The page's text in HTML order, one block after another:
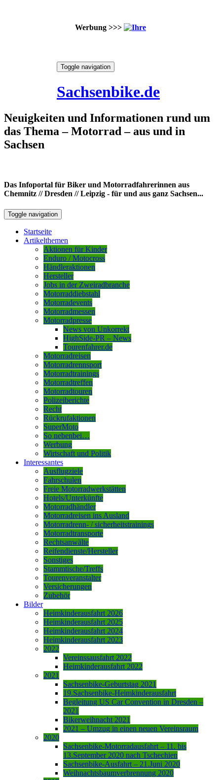
Werbung >>>
Toggle navigation
Sachsenbike.de
Neuigkeiten und Informationen rund um
das Thema – Motorrad – aus und in
Sachsen
Das Infoportal für Biker und Motorradfahrerinnen aus
Chemnitz // Dresden // Leipzig - für und aus ganz Sachsen...
Toggle navigation
Startseite
Artikelthemen
Aktionen für Kinder
Enduro / Motocross
Händleraktionen
Hersteller
Jobs in der Zweiradbranche
Motorraddiebstahl
Motorradevents
Motorradmessen
Motorradpresse
News von Unkorrekt
HighSide-PR – News
Tourenfahrer.de
Motorradreisen
Motorradrennsport
Motorradtrainings
Motorradtreffen
Motorradtouren
Polizeiberichte
Recht
Rückrufaktionen
SuperMoto
So nebenbei…
Werbung
Wirtschaft und Politik
Interessantes
Ausflugziele
Fahrschulen
Freie Motorradwerkstätten
Hotels/Unterkünfte
Motorradhändler
Motorradreisen ins Ausland
Motorradrenn- / sicherheitstrainings
Motorradtransporte
Rechtsanwälte
Reifendienste/Hersteller
Sonstiges
Stammtische/Treffs
Tourenveranstalter
Versicherungen
Zubehör
Bilder
Heimkinderausfahrt 2026
Heimkinderausfahrt 2025
Heimkinderausfahrt 2024
Heimkinderausfahrt 2023
2022
Vereinssausfahrt 2022
Heimkinderausfahrt 2022
2021
Sachsenbike-Geburtstag 2021
19.Sachsenbike-Heimkinderausfahrt
Begleitung US Car Convention in Dresden –
2021
Bikerweihnacht 2021
2021 – Umzug in einen neuen Vereinsraum
2020
Sachsenbike-Motorradausfahrt – 11. bis
13.September 2020 nach Tschechien
Sachsenbike-Ausfahrt – 21.Juni 2020
Weihnachtsbaumverbrennung 2020